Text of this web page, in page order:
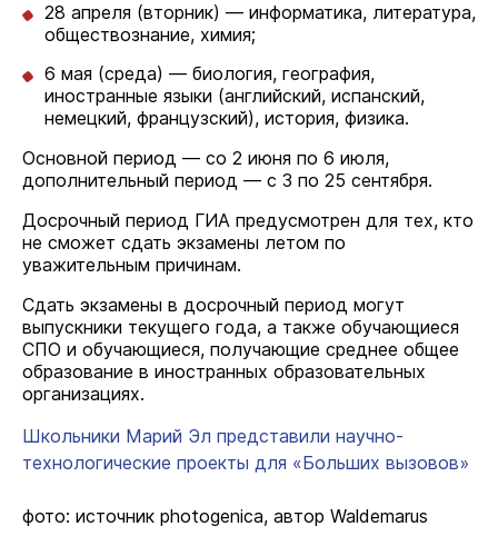
28 апреля (вторник) — информатика, литература,
обществознание, химия;
6 мая (среда) — биология, география,
иностранные языки (английский, испанский,
немецкий, французский), история, физика.
Основной период — со 2 июня по 6 июля,
дополнительный период — с 3 по 25 сентября.
Досрочный период ГИА предусмотрен для тех, кто
не сможет сдать экзамены летом по
уважительным причинам.
Сдать экзамены в досрочный период могут
выпускники текущего года, а также обучающиеся
СПО и обучающиеся, получающие среднее общее
образование в иностранных образовательных
организациях.
Школьники Марий Эл представили научно-
технологические проекты для «Больших вызовов»
фото: источник photogenica, автор Waldemarus